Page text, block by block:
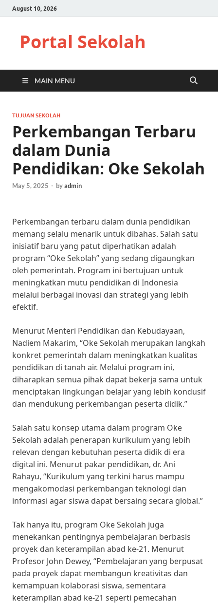
August 10, 2026
Portal Sekolah
MAIN MENU
TUJUAN SEKOLAH
Perkembangan Terbaru
dalam Dunia
Pendidikan: Oke Sekolah
May 5, 2025 - byadmin
Perkembangan terbaru dalam dunia pendidikan
memang selalu menarik untuk dibahas. Salah satu
inisiatif baru yang patut diperhatikan adalah
program “Oke Sekolah” yang sedang digaungkan
oleh pemerintah. Program ini bertujuan untuk
meningkatkan mutu pendidikan di Indonesia
melalui berbagai inovasi dan strategi yang lebih
efektif.
Menurut Menteri Pendidikan dan Kebudayaan,
Nadiem Makarim, “Oke Sekolah merupakan langkah
konkret pemerintah dalam meningkatkan kualitas
pendidikan di tanah air. Melalui program ini,
diharapkan semua pihak dapat bekerja sama untuk
menciptakan lingkungan belajar yang lebih kondusif
dan mendukung perkembangan peserta didik.”
Salah satu konsep utama dalam program Oke
Sekolah adalah penerapan kurikulum yang lebih
relevan dengan kebutuhan peserta didik di era
digital ini. Menurut pakar pendidikan, dr. Ani
Rahayu, “Kurikulum yang terkini harus mampu
mengakomodasi perkembangan teknologi dan
informasi agar siswa dapat bersaing secara global.”
Tak hanya itu, program Oke Sekolah juga
menekankan pentingnya pembelajaran berbasis
proyek dan keterampilan abad ke-21. Menurut
Profesor John Dewey, “Pembelajaran yang berpusat
pada proyek dapat membangun kreativitas dan
kemampuan kolaborasi siswa, sementara
keterampilan abad ke-21 seperti pemecahan